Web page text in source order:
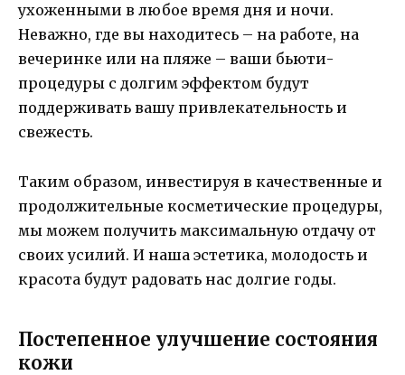
ухоженными в любое время дня и ночи.
Неважно, где вы находитесь – на работе, на
вечеринке или на пляже – ваши бьюти-
процедуры с долгим эффектом будут
поддерживать вашу привлекательность и
свежесть.
Таким образом, инвестируя в качественные и
продолжительные косметические процедуры,
мы можем получить максимальную отдачу от
своих усилий. И наша эстетика, молодость и
красота будут радовать нас долгие годы.
Постепенное улучшение состояния
кожи